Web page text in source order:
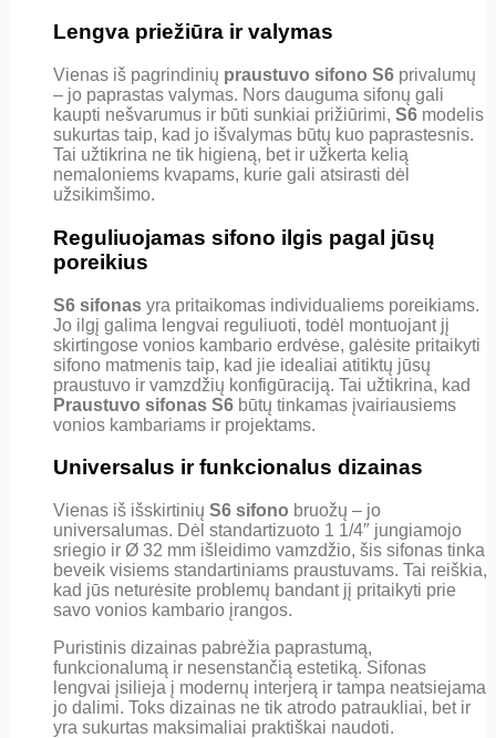
Lengva priežiūra ir valymas
Vienas iš pagrindinių praustuvo sifono S6 privalumų
– jo paprastas valymas. Nors dauguma sifonų gali
kaupti nešvarumus ir būti sunkiai prižiūrimi, S6 modelis
sukurtas taip, kad jo išvalymas būtų kuo paprastesnis.
Tai užtikrina ne tik higieną, bet ir užkerta kelią
nemaloniems kvapams, kurie gali atsirasti dėl
užsikimšimo.
Reguliuojamas sifono ilgis pagal jūsų
poreikius
S6 sifonas yra pritaikomas individualiems poreikiams.
Jo ilgį galima lengvai reguliuoti, todėl montuojant jį
skirtingose vonios kambario erdvėse, galėsite pritaikyti
sifono matmenis taip, kad jie idealiai atitiktų jūsų
praustuvo ir vamzdžių konfigūraciją. Tai užtikrina, kad
Praustuvo sifonas S6 būtų tinkamas įvairiausiems
vonios kambariams ir projektams.
Universalus ir funkcionalus dizainas
Vienas iš išskirtinių S6 sifono bruožų – jo
universalumas. Dėl standartizuoto 1 1/4″ jungiamojo
sriegio ir Ø 32 mm išleidimo vamzdžio, šis sifonas tinka
beveik visiems standartiniams praustuvams. Tai reiškia,
kad jūs neturėsite problemų bandant jį pritaikyti prie
savo vonios kambario įrangos.
Puristinis dizainas pabrėžia paprastumą,
funkcionalumą ir nesenstančią estetiką. Sifonas
lengvai įsilieja į modernų interjerą ir tampa neatsiejama
jo dalimi. Toks dizainas ne tik atrodo patraukliai, bet ir
yra sukurtas maksimaliai praktiškai naudoti.